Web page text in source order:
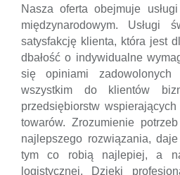
Nasza oferta obejmuje
międzynarodowym.
satysfakcję klienta, która jest
dbałość o indywidualne
się opiniami
wszystkim do klientów
przedsiębiorstw
towarów. Zrozumienie
najlepszego rozwiązania,
tym co robią najlepiej, a
logistycznej. Dzięki